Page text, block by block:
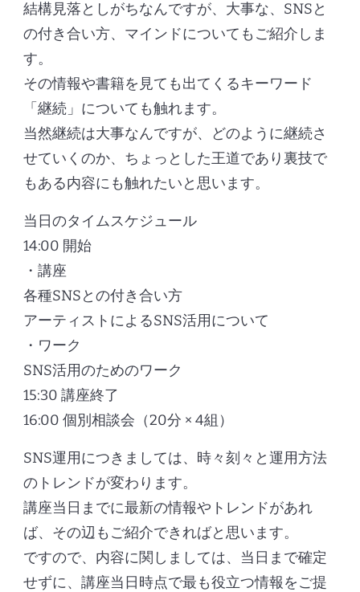
結構見落としがちなんですが、大事な、SNSと
の付き合い方、マインドについてもご紹介しま
す。
その情報や書籍を見ても出てくるキーワード
「継続」についても触れます。
当然継続は大事なんですが、どのように継続さ
せていくのか、ちょっとした王道であり裏技で
もある内容にも触れたいと思います。
当日のタイムスケジュール
14:00 開始
・講座
各種SNSとの付き合い方
アーティストによるSNS活用について
・ワーク
SNS活用のためのワーク
15:30 講座終了
16:00 個別相談会（20分 × 4組）
SNS運用につきましては、時々刻々と運用方法
のトレンドが変わります。
講座当日までに最新の情報やトレンドがあれ
ば、その辺もご紹介できればと思います。
ですので、内容に関しましては、当日まで確定
せずに、講座当日時点で最も役立つ情報をご提